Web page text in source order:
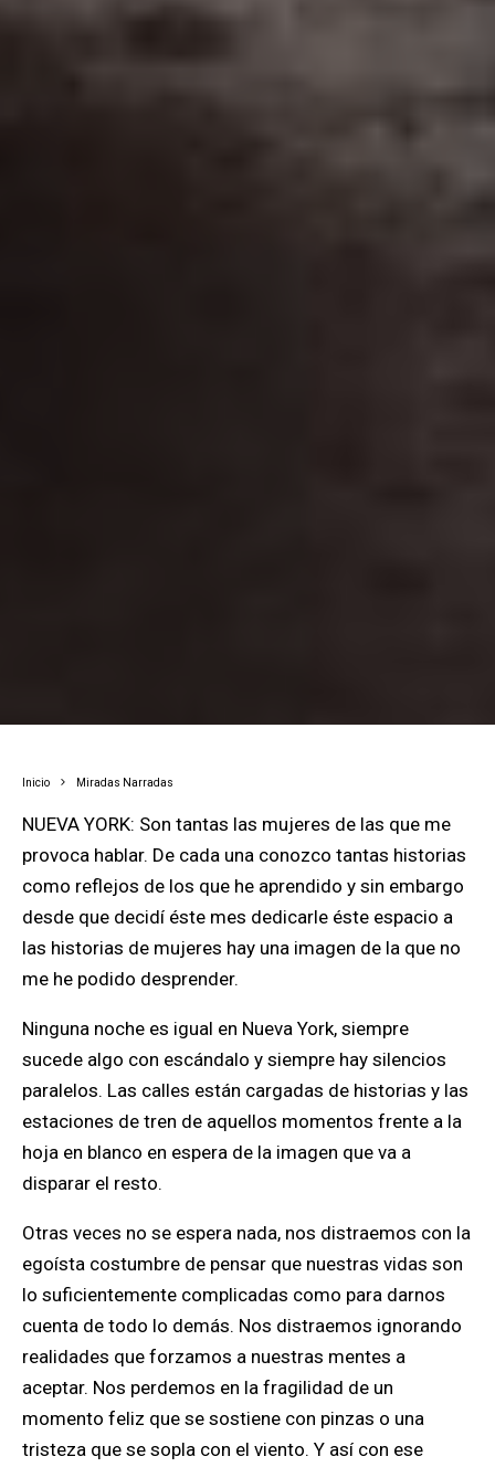
Inicio Miradas Narradas
NUEVA YORK: Son tantas las mujeres de las que me
provoca hablar. De cada una conozco tantas historias
como reflejos de los que he aprendido y sin embargo
desde que decidí éste mes dedicarle éste espacio a
las historias de mujeres hay una imagen de la que no
me he podido desprender.
Ninguna noche es igual en Nueva York, siempre
sucede algo con escándalo y siempre hay silencios
paralelos. Las calles están cargadas de historias y las
estaciones de tren de aquellos momentos frente a la
hoja en blanco en espera de la imagen que va a
disparar el resto.
Otras veces no se espera nada, nos distraemos con la
egoísta costumbre de pensar que nuestras vidas son
lo suficientemente complicadas como para darnos
cuenta de todo lo demás. Nos distraemos ignorando
realidades que forzamos a nuestras mentes a
aceptar. Nos perdemos en la fragilidad de un
momento feliz que se sostiene con pinzas o una
tristeza que se sopla con el viento. Y así con ese